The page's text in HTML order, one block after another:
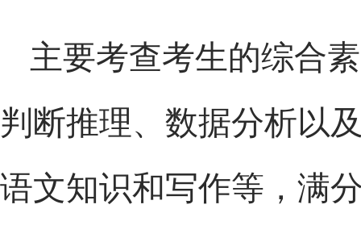
主要考查考生的综合
判断推理、数据分析以
语文知识和写作等，满